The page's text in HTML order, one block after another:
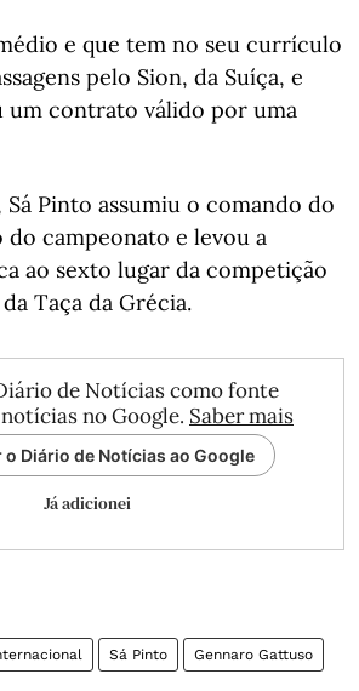
e que tem no seu currículo
pelo Sion, da Suíça, e
um contrato válido por uma
Pinto assumiu o comando do
do campeonato e levou a
ao sexto lugar da competição
Taça da Grécia.
de Notícias como fonte
no Google. Saber mais
Diário de Notícias ao Google
Já adicionei
Sá Pinto Gennaro Gattuso